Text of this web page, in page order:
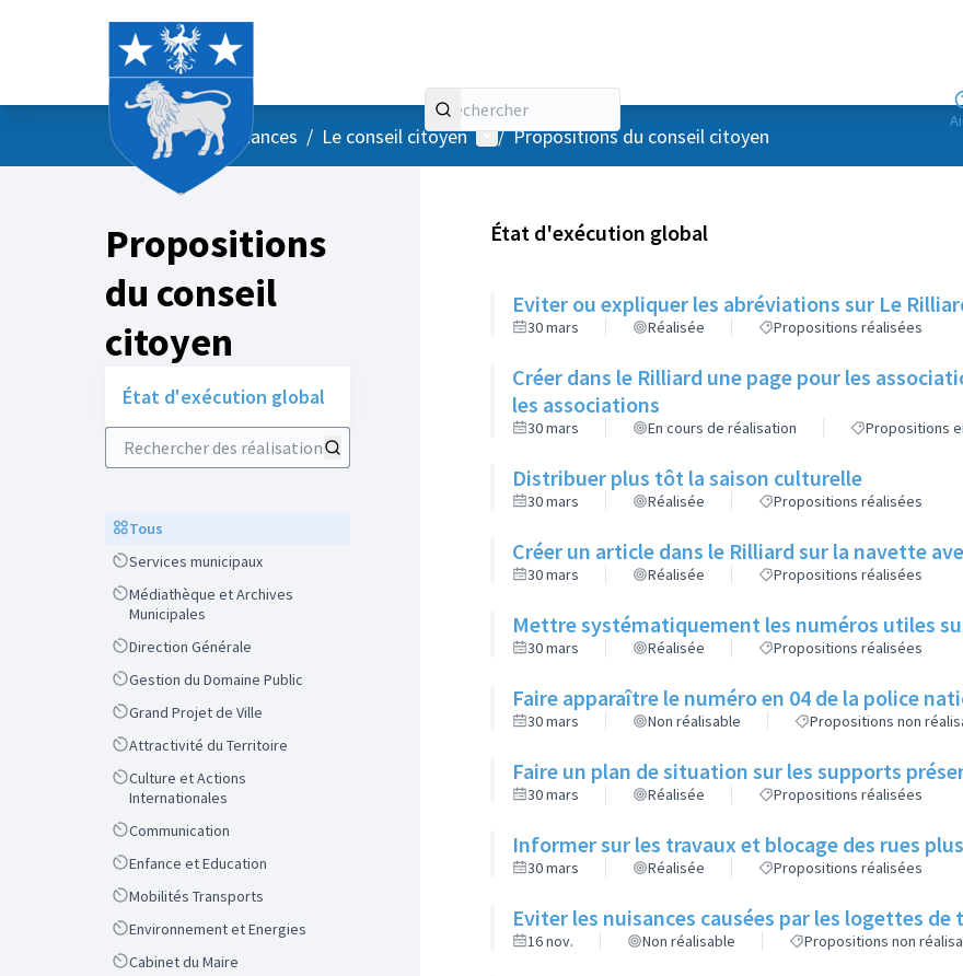
AccueilMenu principal
/ Vos instances / Le conseil citoyen Menu utilisateur
/ Propositions du conseil citoyen
Propositions
du conseil
citoyen
État d'exécution global
Rechercher des réalisations
ScopeTous
ScopeServices municipaux
Scope
Médiathèque et Archives
Municipales
ScopeDirection Générale
ScopeGestion du Domaine Public
ScopeGrand Projet de Ville
ScopeAttractivité du Territoire
Scope
Culture et Actions
Internationales
ScopeCommunication
ScopeEnfance et Education
ScopeMobilités Transports
ScopeEnvironnement et Energies
ScopeCabinet du Maire
État d'exécution global
Eviter ou expliquer les abréviations sur Le
30 mars Réalisée Propositions réalisées
Créer dans le Rilliard une page pour les
les associations
30 mars En cours de réalisation Propositions
Distribuer plus tôt la saison culturelle
30 mars Réalisée Propositions réalisées
Créer un article dans le Rilliard sur la navette
30 mars Réalisée Propositions réalisées
Mettre systématiquement les numéros utiles
30 mars Réalisée Propositions réalisées
Faire apparaître le numéro en 04 de la police
30 mars Non réalisable Propositions non
Faire un plan de situation sur les supports
30 mars Réalisée Propositions réalisées
Informer sur les travaux et blocage des rues
30 mars Réalisée Propositions réalisées
Eviter les nuisances causées par les logettes
16 nov. Non réalisable Propositions non